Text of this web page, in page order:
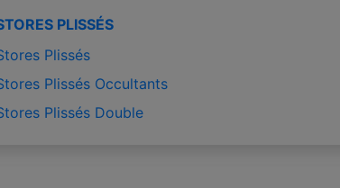
PLISSÉS
Plissés
Plissés Occultants
Plissés Double